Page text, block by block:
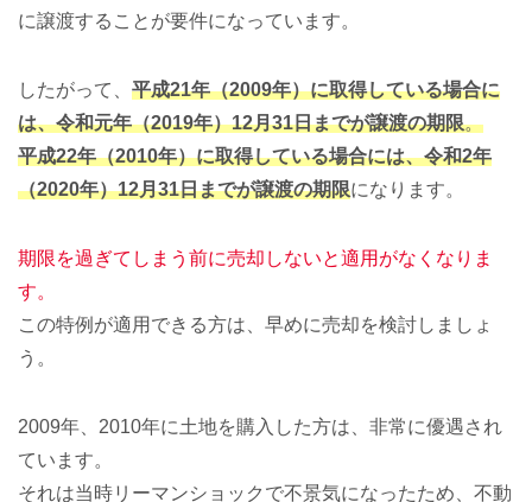
に譲渡することが要件になっています。
したがって、 平成21年（2009年）に取得している場合に
は、令和元年（2019年）12月31日までが譲渡の期限。
平成22年（2010年）に取得している場合には、令和2年
（2020年）12月31日までが譲渡の期限になります。
期限を過ぎてしまう前に売却しないと適用がなくなりま
す。
この特例が適用できる方は、早めに売却を検討しましょ
う。
2009年、2010年に土地を購入した方は、非常に優遇され
ています。
それは当時リーマンショックで不景気になったため、不動